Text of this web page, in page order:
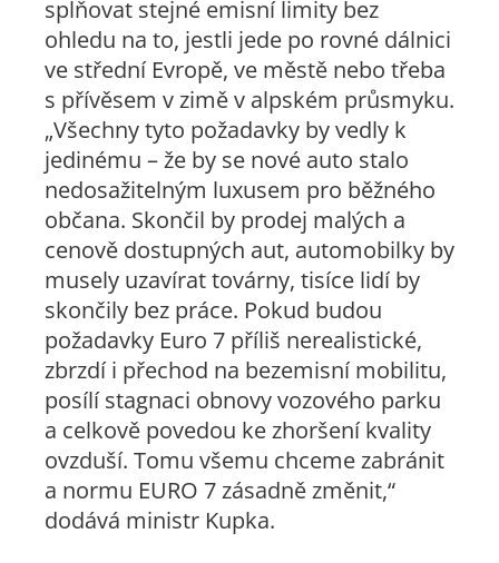
splňovat stejné emisní limity bez
ohledu na to, jestli jede po rovné dálnici
ve střední Evropě, ve městě nebo třeba
s přívěsem v zimě v alpském průsmyku.
„Všechny tyto požadavky by vedly k
jedinému – že by se nové auto stalo
nedosažitelným luxusem pro běžného
občana. Skončil by prodej malých a
cenově dostupných aut, automobilky by
musely uzavírat továrny, tisíce lidí by
skončily bez práce. Pokud budou
požadavky Euro 7 příliš nerealistické,
zbrzdí i přechod na bezemisní mobilitu,
posílí stagnaci obnovy vozového parku
a celkově povedou ke zhoršení kvality
ovzduší. Tomu všemu chceme zabránit
a normu EURO 7 zásadně změnit,“
dodává ministr Kupka.